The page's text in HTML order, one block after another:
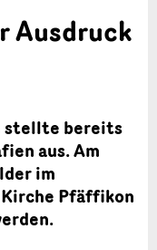
Ausdruck
stellte bereits
aus. Am
im
Pfäffikon